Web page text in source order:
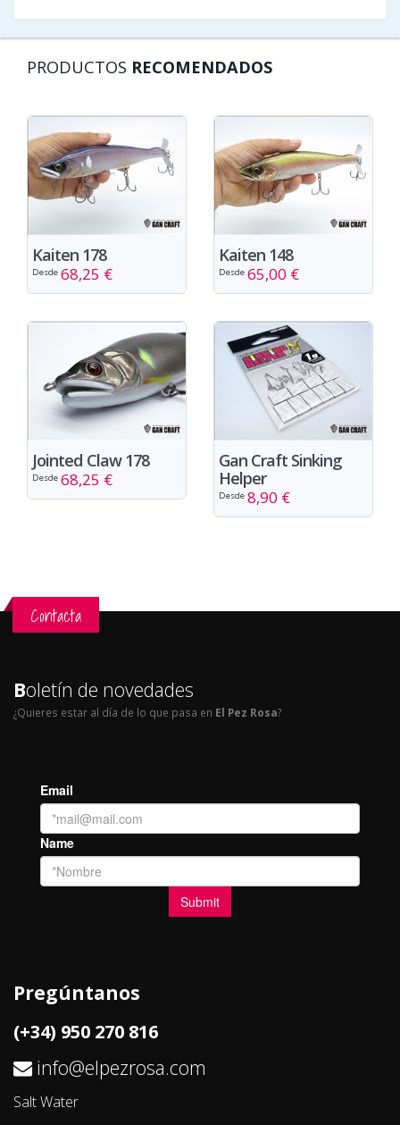
PRODUCTOS RECOMENDADOS
Kaiten 178
Desde 68,25 €
Kaiten 148
Desde 65,00 €
Jointed Claw 178
Desde 68,25 €
Gan Craft Sinking
Helper
Desde 8,90 €
Contacta
Boletín de novedades
¿Quieres estar al día de lo que pasa en El Pez Rosa?
Pregúntanos
(+34) 950 270 816
info@elpezrosa.com
Salt Water